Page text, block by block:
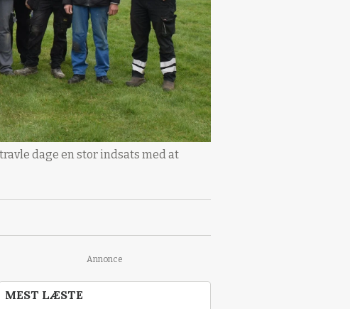
dage en stor indsats med at
Annonce
MEST LÆSTE